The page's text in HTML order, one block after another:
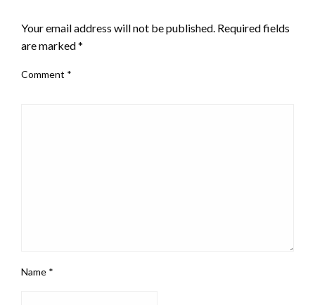
Your email address will not be published. Required fields
are marked*
Comment *
Name *